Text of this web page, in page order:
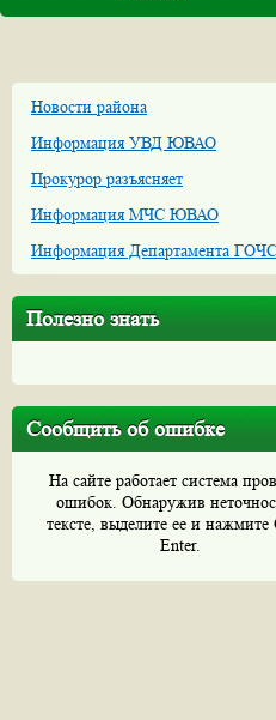
Новости района
Информация УВД ЮВАО
Прокурор разъясняет
Информация МЧС ЮВАО
Информация Департамента
Полезно знать
Сообщить об ошибке
На сайте работает система
ошибок. Обнаружив
тексте, выделите ее и
Enter.